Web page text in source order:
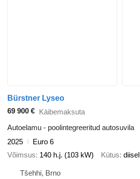
Bürstner Lyseo
69 900 € Käibemaksuta
Autoelamu - poolintegreeritud autosuvila
2025
Euro 6
Võimsus 140 h.j. (103 kW) Kütus diisel
Tšehhi, Brno